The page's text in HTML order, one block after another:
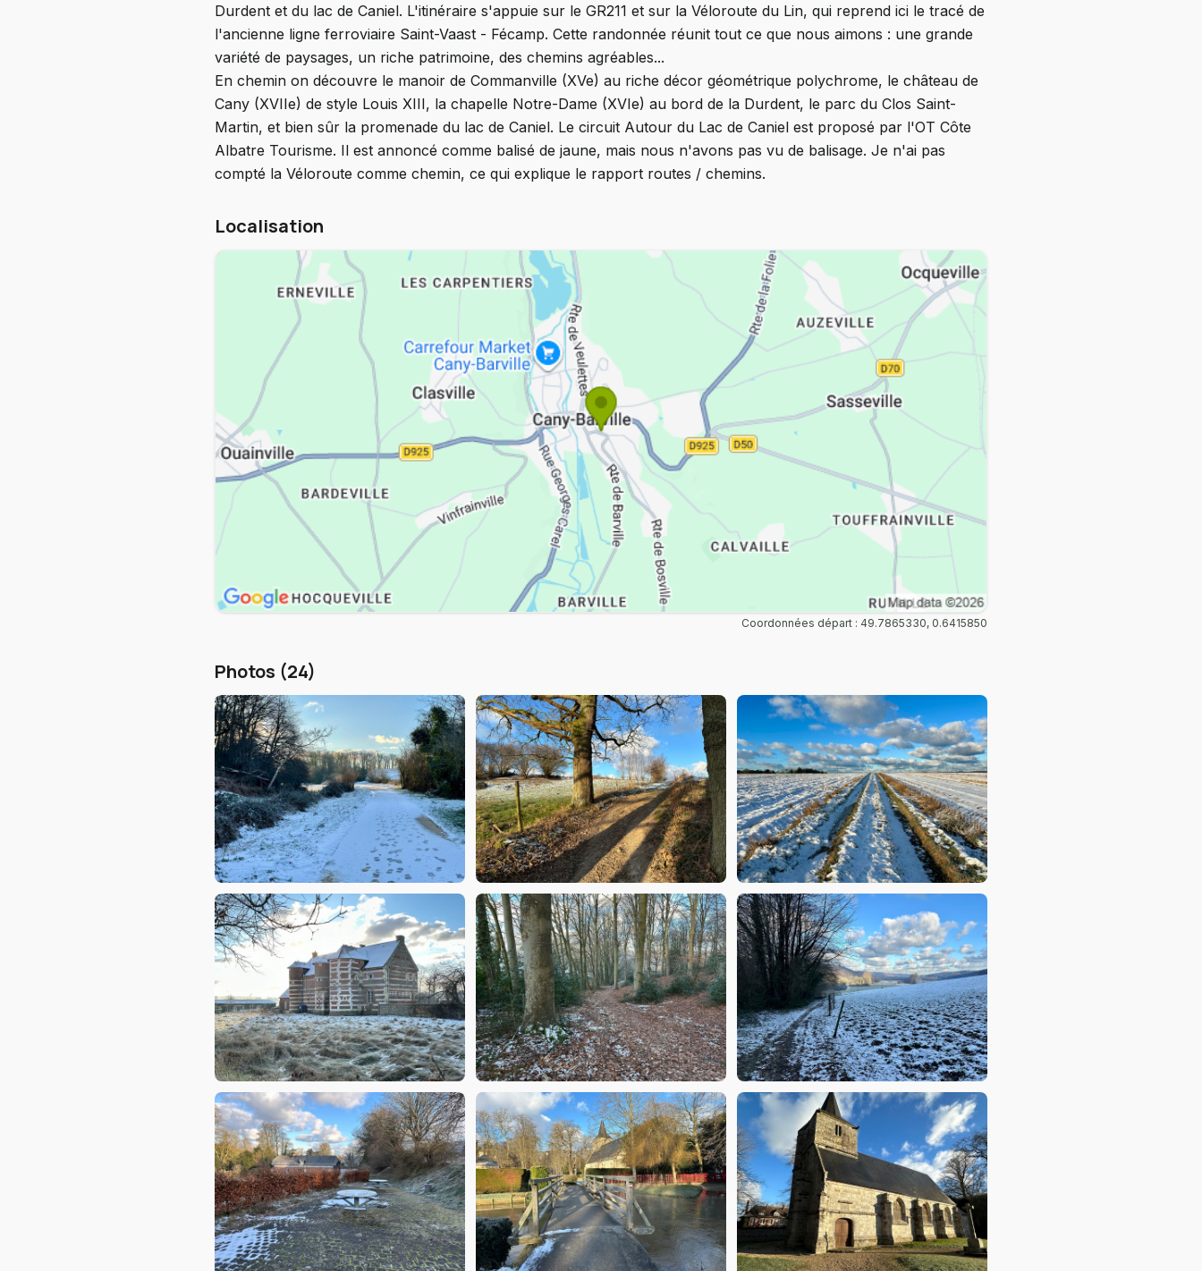
Durdent et du lac de Caniel. L'itinéraire s'appuie sur le GR211 et sur la Véloroute du Lin, qui reprend ici le tracé de
l'ancienne ligne ferroviaire Saint-Vaast - Fécamp. Cette randonnée réunit tout ce que nous aimons : une grande
variété de paysages, un riche patrimoine, des chemins agréables...
En chemin on découvre le manoir de Commanville (XVe) au riche décor géométrique polychrome, le château de
Cany (XVIIe) de style Louis XIII, la chapelle Notre-Dame (XVIe) au bord de la Durdent, le parc du Clos Saint-
Martin, et bien sûr la promenade du lac de Caniel. Le circuit Autour du Lac de Caniel est proposé par l'OT Côte
Albatre Tourisme. Il est annoncé comme balisé de jaune, mais nous n'avons pas vu de balisage. Je n'ai pas
compté la Véloroute comme chemin, ce qui explique le rapport routes / chemins.
Localisation
Coordonnées départ : 49.7865330, 0.6415850
Photos (24)